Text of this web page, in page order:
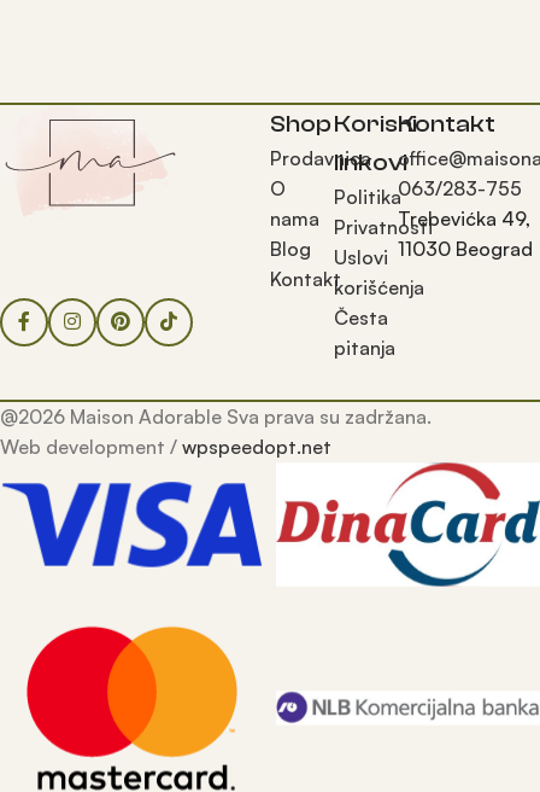
Shop
Prodavnica
O
nama
Blog
Kontakt
Korisni
linkovi
Politika
Privatnosti
Uslovi
korišćenja
Česta
pitanja
Kontakt
063/283-755
Trebevićka 49,
11030 Beograd
@2026 Maison Adorable Sva prava su zadržana.
Web development / wpspeedopt.net